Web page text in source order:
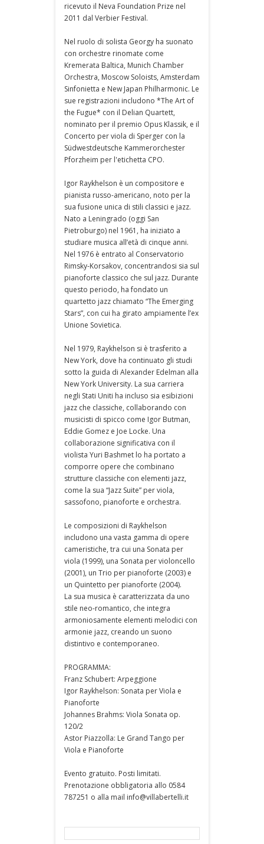
ricevuto il Neva Foundation Prize nel
2011 dal Verbier Festival.
Nel ruolo di solista Georgy ha suonato
con orchestre rinomate come
Kremerata Baltica, Munich Chamber
Orchestra, Moscow Soloists, Amsterdam
Sinfonietta e New Japan Philharmonic. Le
sue registrazioni includono *The Art of
the Fugue* con il Delian Quartett,
nominato per il premio Opus Klassik, e il
Concerto per viola di Sperger con la
Südwestdeutsche Kammerorchester
Pforzheim per l'etichetta CPO.
Igor Raykhelson è un compositore e
pianista russo-americano, noto per la
sua fusione unica di stili classici e jazz.
Nato a Leningrado (oggi San
Pietroburgo) nel 1961, ha iniziato a
studiare musica all’età di cinque anni.
Nel 1976 è entrato al Conservatorio
Rimsky-Korsakov, concentrandosi sia sul
pianoforte classico che sul jazz. Durante
questo periodo, ha fondato un
quartetto jazz chiamato “The Emerging
Stars”, con cui ha girato ampiamente l’ex
Unione Sovietica.
Nel 1979, Raykhelson si è trasferito a
New York, dove ha continuato gli studi
sotto la guida di Alexander Edelman alla
New York University. La sua carriera
negli Stati Uniti ha incluso sia esibizioni
jazz che classiche, collaborando con
musicisti di spicco come Igor Butman,
Eddie Gomez e Joe Locke. Una
collaborazione significativa con il
violista Yuri Bashmet lo ha portato a
comporre opere che combinano
strutture classiche con elementi jazz,
come la sua “Jazz Suite” per viola,
sassofono, pianoforte e orchestra.
Le composizioni di Raykhelson
includono una vasta gamma di opere
cameristiche, tra cui una Sonata per
viola (1999), una Sonata per violoncello
(2001), un Trio per pianoforte (2003) e
un Quintetto per pianoforte (2004).
La sua musica è caratterizzata da uno
stile neo-romantico, che integra
armoniosamente elementi melodici con
armonie jazz, creando un suono
distintivo e contemporaneo.
PROGRAMMA:
Franz Schubert: Arpeggione
Igor Raykhelson: Sonata per Viola e
Pianoforte
Johannes Brahms: Viola Sonata op.
120/2
Astor Piazzolla: Le Grand Tango per
Viola e Pianoforte
Evento gratuito. Posti limitati.
Prenotazione obbligatoria allo 0584
787251 o alla mail info@villabertelli.it